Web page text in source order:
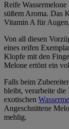
Reife
süßem Aroma. Das
Vitamin A für
Von all diesen
eines reifen
Klopfe mit den
Melone ertönt ein
Falls beim
bleibt, verarbeite die
exotischen
Angeschnittene
mehlig.